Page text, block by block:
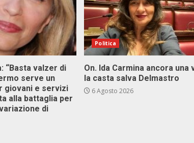
“Basta valzer di
serve un
giovani e servizi
alla battaglia per
di
Politica
On. Ida Carmina ancora una
la casta salva Delmastro
6 Agosto 2026